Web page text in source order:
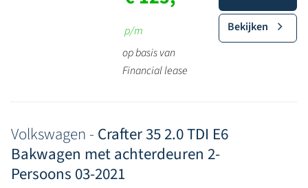
p/m
op basis van
Financial lease
Bekijken
Volkswagen - Crafter 35 2.0 TDI E6
Bakwagen met achterdeuren 2-
Persoons 03-2021